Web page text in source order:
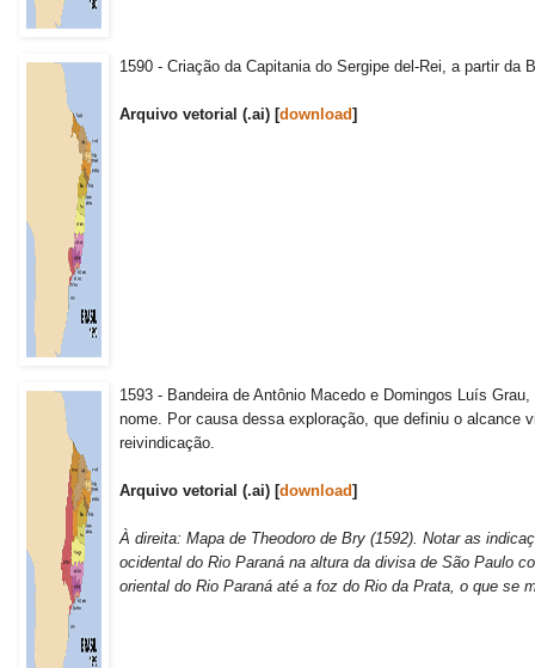
1590 - Criação da Capitania do Sergipe del-Rei, a partir da
Arquivo vetorial (.ai) [download]
1593 - Bandeira de Antônio Macedo e Domingos Luís
nome. Por causa dessa exploração, que definiu o alcance
reivindicação.
Arquivo vetorial (.ai) [download]
À direita: Mapa de Theodoro de Bry (1592). Notar as
ocidental do Rio Paraná na altura da divisa de São Paulo
oriental do Rio Paraná até a foz do Rio da Prata, o que se